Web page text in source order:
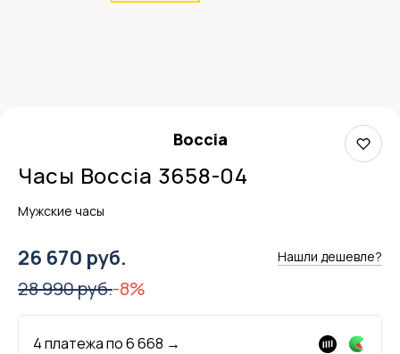
Boccia
Часы Boccia 3658-04
Мужские часы
26 670 руб. Нашли дешевле?
28 990 руб.-8%
4 платежа по6 668 →